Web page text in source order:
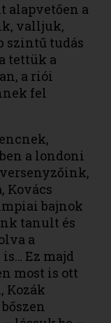
alapvetően a
valljuk,
szintű tudás
tettük a
a riói
fel
a londoni
Kovács
bajnok
tanult és
a
Ez majd
most is ott
Kozák